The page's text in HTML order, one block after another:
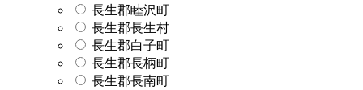
長生郡睦沢町
長生郡長生村
長生郡白子町
長生郡長柄町
長生郡長南町